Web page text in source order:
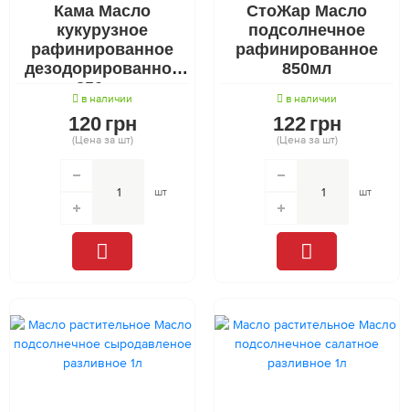
Кама Масло
кукурузное
рафинированное
дезодорированное
850 мл
в наличии
120 грн
(Цена за шт)
шт
СтоЖар Масло
подсолнечное
рафинированное
850мл
в наличии
122 грн
(Цена за шт)
шт